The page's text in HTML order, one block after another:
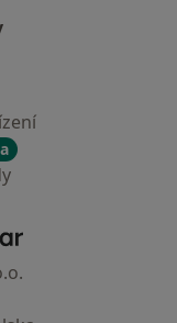
- Hlavní stránka